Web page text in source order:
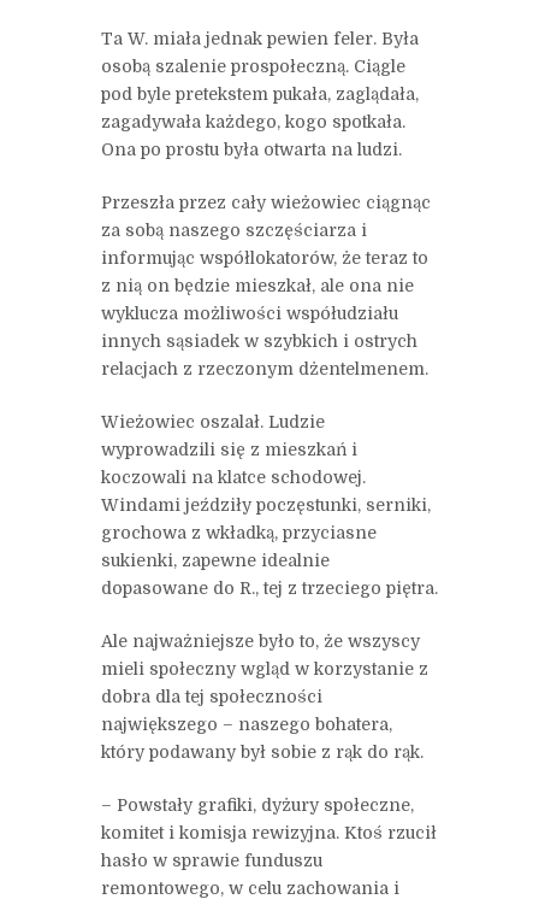
Ta W. miała jednak pewien feler. Była
osobą szalenie prospołeczną. Ciągle
pod byle pretekstem pukała, zaglądała,
zagadywała każdego, kogo spotkała.
Ona po prostu była otwarta na ludzi.
Przeszła przez cały wieżowiec ciągnąc
za sobą naszego szczęściarza i
informując współlokatorów, że teraz to
z nią on będzie mieszkał, ale ona nie
wyklucza możliwości współudziału
innych sąsiadek w szybkich i ostrych
relacjach z rzeczonym dżentelmenem.
Wieżowiec oszalał. Ludzie
wyprowadzili się z mieszkań i
koczowali na klatce schodowej.
Windami jeździły poczęstunki, serniki,
grochowa z wkładką, przyciasne
sukienki, zapewne idealnie
dopasowane do R., tej z trzeciego piętra.
Ale najważniejsze było to, że wszyscy
mieli społeczny wgląd w korzystanie z
dobra dla tej społeczności
największego – naszego bohatera,
który podawany był sobie z rąk do rąk.
– Powstały grafiki, dyżury społeczne,
komitet i komisja rewizyjna. Ktoś rzucił
hasło w sprawie funduszu
remontowego, w celu zachowania i